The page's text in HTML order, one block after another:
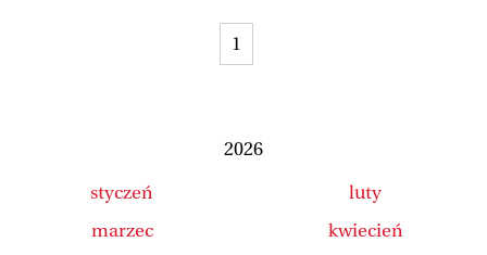
1
2026
styczeń
luty
marzec
kwiecień